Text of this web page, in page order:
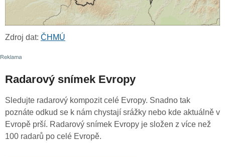
Zdroj dat: ČHMÚ
Radarový snímek Evropy
Sledujte radarový kompozit celé Evropy. Snadno tak
poznáte odkud se k nám chystají srážky nebo kde aktuálně v
Evropě prší. Radarový snímek Evropy je složen z více než
100 radarů po celé Evropě.